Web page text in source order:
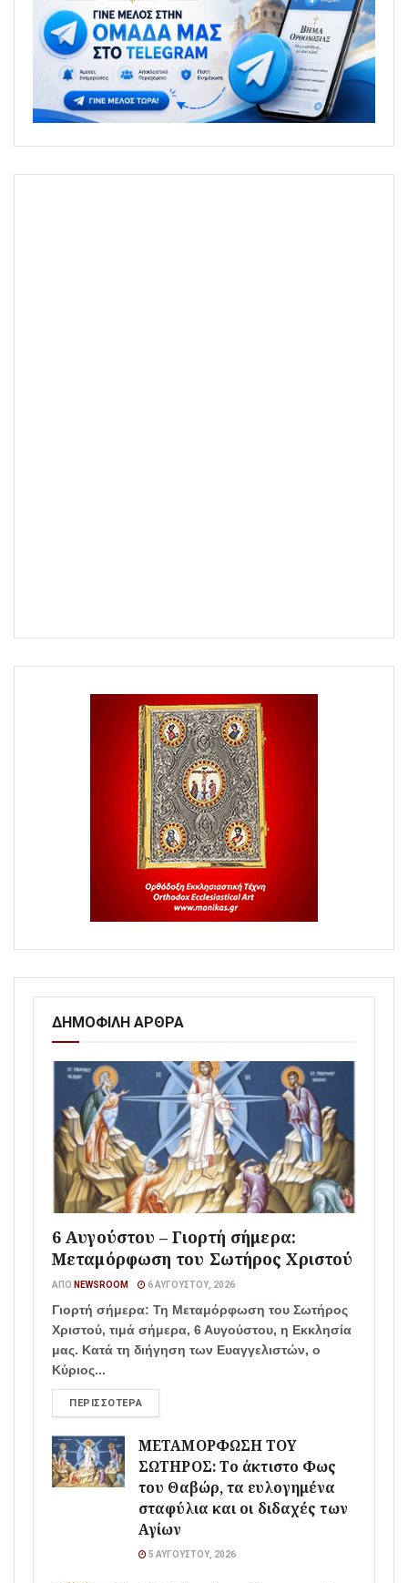
ΔΗΜΟΦΙΛΗ ΑΡΘΡΑ
6 Αυγούστου – Γιορτή σήμερα:
Μεταμόρφωση του Σωτήρος Χριστού
ΑΠΌ NEWSROOM 6 ΑΥΓΟΎΣΤΟΥ, 2026
Γιορτή σήμερα: Τη Μεταμόρφωση του Σωτήρος
Χριστού, τιμά σήμερα, 6 Αυγούστου, η Εκκλησία
μας. Κατά τη διήγηση των Ευαγγελιστών, ο
Κύριος...
ΠΕΡΙΣΣΌΤΕΡΑ
ΜΕΤΑΜΟΡΦΩΣΗ ΤΟΥ
ΣΩΤΗΡΟΣ: Το άκτιστο Φως
του Θαβώρ, τα ευλογημένα
σταφύλια και οι διδαχές των
Αγίων
5 ΑΥΓΟΎΣΤΟΥ, 2026